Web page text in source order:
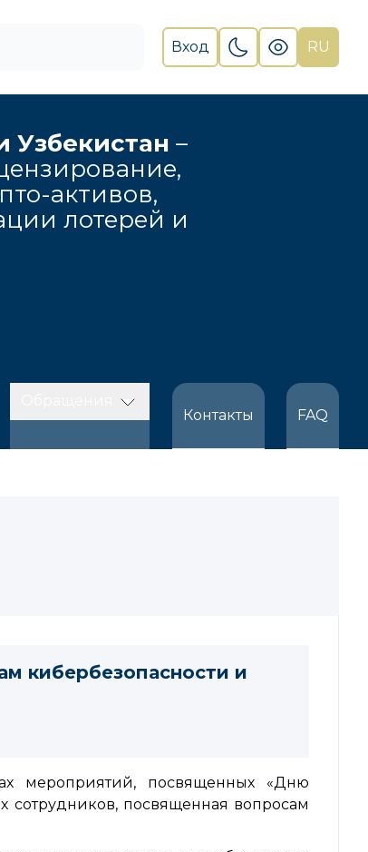
Вход RU
Узбекистан –
активов,
лотерей и
Контакты
FAQ
кибербезопасности и
мероприятий, посвященных «Дню
сотрудников, посвященная вопросам